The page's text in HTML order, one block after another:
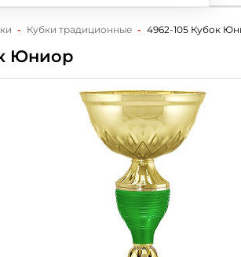
Кубки традиционные 4962-105 Кубок
Юниор